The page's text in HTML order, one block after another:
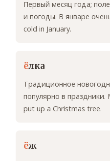
Первый месяц года;
и погоды. В январе
cold in January.
ёлка
Традиционное
популярно в
put up a Christmas tree.
ёж